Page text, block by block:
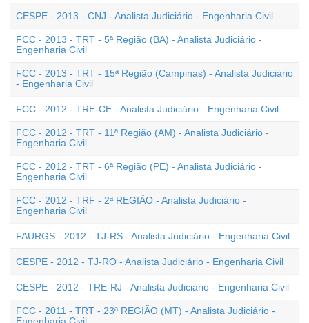
CESPE - 2013 - CNJ - Analista Judiciário - Engenharia Civil
FCC - 2013 - TRT - 5ª Região (BA) - Analista Judiciário -
Engenharia Civil
FCC - 2013 - TRT - 15ª Região (Campinas) - Analista Judiciário
- Engenharia Civil
FCC - 2012 - TRE-CE - Analista Judiciário - Engenharia Civil
FCC - 2012 - TRT - 11ª Região (AM) - Analista Judiciário -
Engenharia Civil
FCC - 2012 - TRT - 6ª Região (PE) - Analista Judiciário -
Engenharia Civil
FCC - 2012 - TRF - 2ª REGIÃO - Analista Judiciário -
Engenharia Civil
FAURGS - 2012 - TJ-RS - Analista Judiciário - Engenharia Civil
CESPE - 2012 - TJ-RO - Analista Judiciário - Engenharia Civil
CESPE - 2012 - TRE-RJ - Analista Judiciário - Engenharia Civil
FCC - 2011 - TRT - 23ª REGIÃO (MT) - Analista Judiciário -